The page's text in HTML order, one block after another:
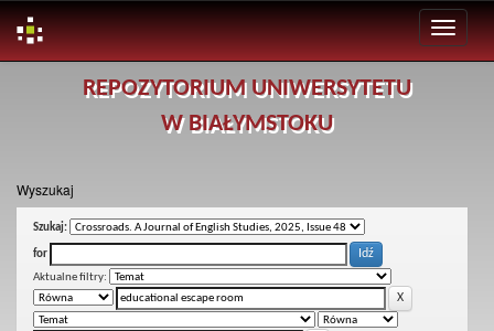
REPOZYTORIUM UNIWERSYTETU
W BIAŁYMSTOKU
Wyszukaj
Szukaj:
for
Aktualne filtry: